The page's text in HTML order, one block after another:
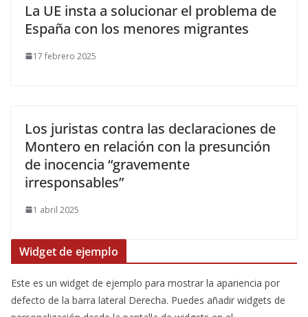
La UE insta a solucionar el problema de
España con los menores migrantes
17 febrero 2025
Los juristas contra las declaraciones de
Montero en relación con la presunción
de inocencia “gravemente
irresponsables”
1 abril 2025
Widget de ejemplo
Este es un widget de ejemplo para mostrar la apariencia por
defecto de la barra lateral Derecha. Puedes añadir widgets de